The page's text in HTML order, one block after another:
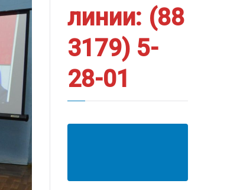
линии: (88
3179) 5-
28-01